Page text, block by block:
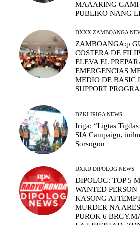
MAAARING
PUBLIKO NANG
DXXX ZAMBOANGA
ZAMBOANGA:p
COSTERA DE
ELEVA EL
EMERGENCIAS
MEDIO DE BASIC
SUPPORT
DZKI IRIGA NEWS
Iriga: “Ligtas
SIA Campaign,
Sorsogon
DXKD DIPOLOG NEWS
DIPOLOG: TOP 5
WANTED PERSON
KASONG
MURDER NA
PUROK 6